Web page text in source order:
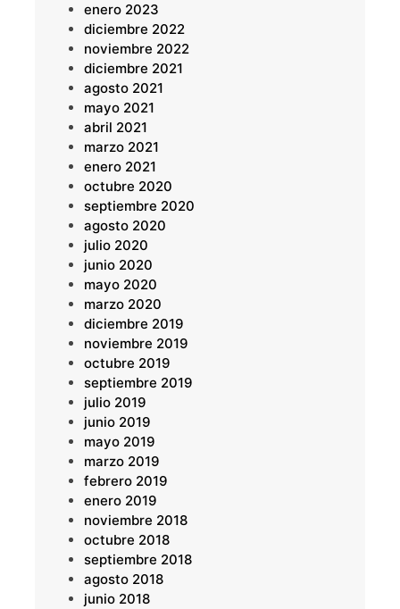
enero 2023
diciembre 2022
noviembre 2022
diciembre 2021
agosto 2021
mayo 2021
abril 2021
marzo 2021
enero 2021
octubre 2020
septiembre 2020
agosto 2020
julio 2020
junio 2020
mayo 2020
marzo 2020
diciembre 2019
noviembre 2019
octubre 2019
septiembre 2019
julio 2019
junio 2019
mayo 2019
marzo 2019
febrero 2019
enero 2019
noviembre 2018
octubre 2018
septiembre 2018
agosto 2018
junio 2018